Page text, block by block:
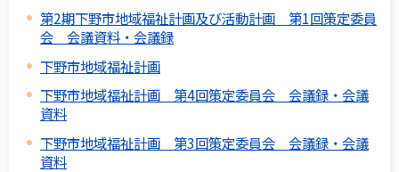
第2期下野市地域福祉計画及び活動計画 第1回策定委員
会 会議資料・会議録
下野市地域福祉計画
下野市地域福祉計画 第4回策定委員会 会議録・会議
資料
下野市地域福祉計画 第3回策定委員会 会議録・会議
資料